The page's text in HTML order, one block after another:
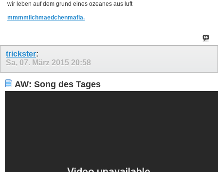
wir leben auf dem grund eines ozeanes aus luft
mmmmilchmaedchenmafia.
trickster:
Sa, 07. März 2015 20:58
AW: Song des Tages